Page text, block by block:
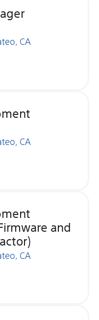
CA
CA
and
CA